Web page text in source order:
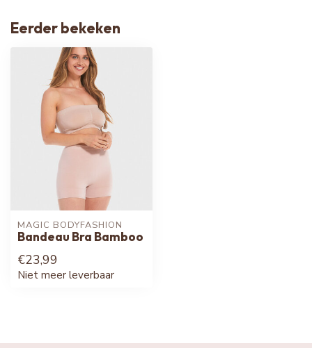
Eerder bekeken
MAGIC BODYFASHION
Bandeau Bra Bamboo
€23,99
Niet meer leverbaar